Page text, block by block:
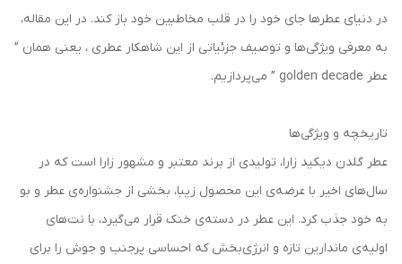
در دنیای عطرها جای خود را در قلب مخاطبین خود باز کند. در این مقاله،
به معرفی ویژگی‌ها و توصیف جزئیاتی از این شاهکار عطری ، یعنی همان ”
عطر golden decade ” می‌پردازیم.
تاریخچه و ویژگی‌ها
عطر گلدن دیکید زارا، تولیدی از برند معتبر و مشهور زارا است که در
سال‌های اخیر با عرضه‌ی این محصول زیبا، بخشی از جشنواره‌ی عطر و بو
به خود جذب کرد. این عطر در دسته‌ی خنک‌ قرار می‌گیرد، با نت‌های
اولیه‌ی ماندارین تازه و انرژی‌بخش که احساسی پرجنب و جوش را برای